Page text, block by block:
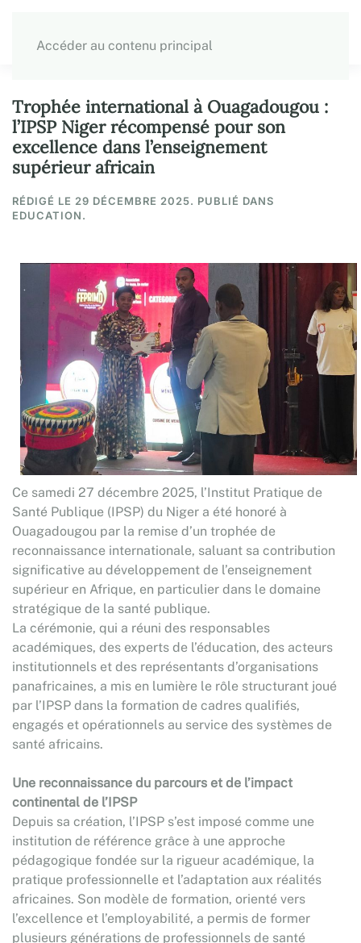
Accéder au contenu principal
Trophée international à Ouagadougou :
l’IPSP Niger récompensé pour son
excellence dans l’enseignement
supérieur africain
RÉDIGÉ LE 29 DÉCEMBRE 2025. PUBLIÉ DANS
EDUCATION.
Ce samedi 27 décembre 2025, l’Institut Pratique de
Santé Publique (IPSP) du Niger a été honoré à
Ouagadougou par la remise d’un trophée de
reconnaissance internationale, saluant sa contribution
significative au développement de l’enseignement
supérieur en Afrique, en particulier dans le domaine
stratégique de la santé publique.
La cérémonie, qui a réuni des responsables
académiques, des experts de l’éducation, des acteurs
institutionnels et des représentants d’organisations
panafricaines, a mis en lumière le rôle structurant joué
par l’IPSP dans la formation de cadres qualifiés,
engagés et opérationnels au service des systèmes de
santé africains.
Une reconnaissance du parcours et de l’impact
continental de l’IPSP
Depuis sa création, l’IPSP s’est imposé comme une
institution de référence grâce à une approche
pédagogique fondée sur la rigueur académique, la
pratique professionnelle et l’adaptation aux réalités
africaines. Son modèle de formation, orienté vers
l’excellence et l’employabilité, a permis de former
plusieurs générations de professionnels de santé